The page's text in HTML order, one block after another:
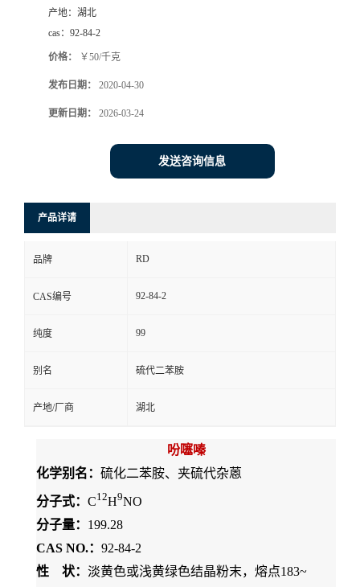
产地： 湖北
cas： 92-84-2
价格： ￥50/千克
发布日期： 2020-04-30
更新日期： 2026-03-24
发送咨询信息
产品详请
品牌 RD
CAS编号 92-84-2
纯度 99
别名 硫代二苯胺
产地/厂商 湖北
吩噻嗪
化学别名： 硫化二苯胺、夹硫代杂蒽
分子式： C12H9NO
分子量： 199.28
CAS NO.： 92-84-2
性 状： 淡黄色或浅黄绿色结晶粉末，熔点183~